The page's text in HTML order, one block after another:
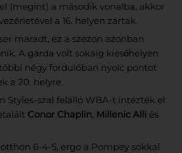
(megint) a második vonalba, akkor
a 16. helyen zártak.
maradt, ez a szezon azonban
A gárda volt sokáig kiesőhelyen
négy fordulóban nyolc pontot
a 20. helyre.
Styles-szal felálló WBA-t intézték el
Conor Chaplin, Millenic Alli és
otthon 6-4-5, ergo a Pompey sokkal